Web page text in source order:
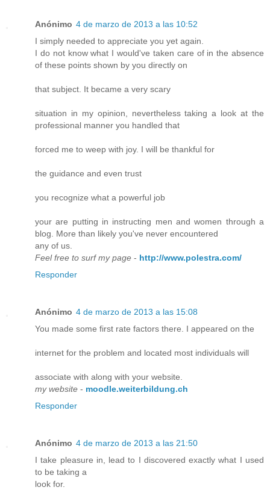
Anónimo 4 de marzo de 2013 a las 10:52
I simply needed to appreciate you yet again.
I do not know what I would've taken care of in the absence
of these points shown by you directly on
that subject. It became a very scary
situation in my opinion, nevertheless taking a look at the
professional manner you handled that
forced me to weep with joy. I will be thankful for
the guidance and even trust
you recognize what a powerful job
your are putting in instructing men and women through a
blog. More than likely you've never encountered
any of us.
Feel free to surf my page - http://www.polestra.com/
Responder
Anónimo 4 de marzo de 2013 a las 15:08
You made some first rate factors there. I appeared on the
internet for the problem and located most individuals will
associate with along with your website.
my website - moodle.weiterbildung.ch
Responder
Anónimo 4 de marzo de 2013 a las 21:50
I take pleasure in, lead to I discovered exactly what I used
to be taking a
look for.